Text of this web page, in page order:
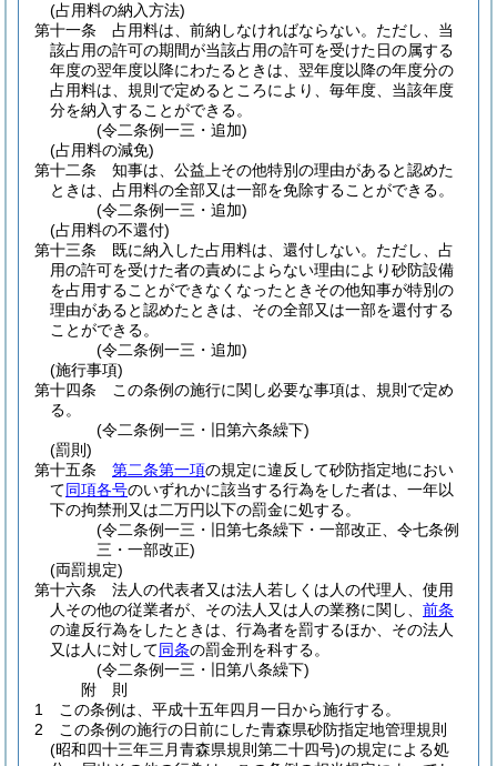
(占用料の納入方法)
第十一条
占用料は、前納しなければならない。 ただし、当
該占用の許可の期間が当該占用の許可を受けた日の属する
年度の翌年度以降にわたるときは、翌年度以降の年度分の
占用料は、規則で定めるところにより、毎年度、当該年度
分を納入することができる。
(令二条例一三・追加)
(占用料の減免)
第十二条
知事は、公益上その他特別の理由があると認めた
ときは、占用料の全部又は一部を免除することができる。
(令二条例一三・追加)
(占用料の不還付)
第十三条
既に納入した占用料は、還付しない。 ただし、占
用の許可を受けた者の責めによらない理由により砂防設備
を占用することができなくなったときその他知事が特別の
理由があると認めたときは、その全部又は一部を還付する
ことができる。
(令二条例一三・追加)
(施行事項)
第十四条
この条例の施行に関し必要な事項は、規則で定め
る。
(令二条例一三・旧第六条繰下)
(罰則)
第十五条
第二条第一項の規定に違反して砂防指定地におい
て同項各号のいずれかに該当する行為をした者は、一年以
下の拘禁刑又は二万円以下の罰金に処する。
(令二条例一三・旧第七条繰下・一部改正、令七条例
三・一部改正)
(両罰規定)
第十六条
法人の代表者又は法人若しくは人の代理人、使用
人その他の従業者が、その法人又は人の業務に関し、 前条
の違反行為をしたときは、行為者を罰するほか、その法人
又は人に対して同条の罰金刑を科する。
(令二条例一三・旧第八条繰下)
附 則
1
この条例は、平成十五年四月一日から施行する。
2
この条例の施行の日前にした青森県砂防指定地管理規則
(昭和四十三年三月青森県規則第二十四号)の規定による処